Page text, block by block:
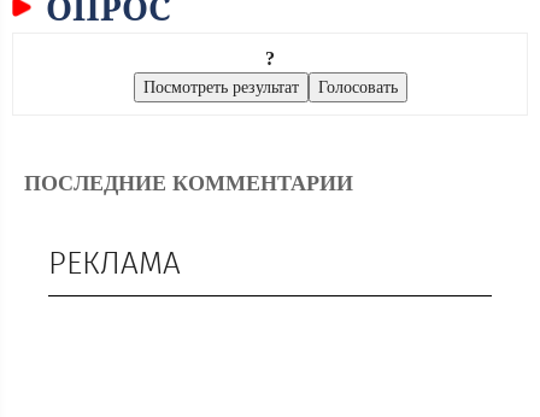
?
ПОСЛЕДНИЕ КОММЕНТАРИИ
РЕКЛАМА